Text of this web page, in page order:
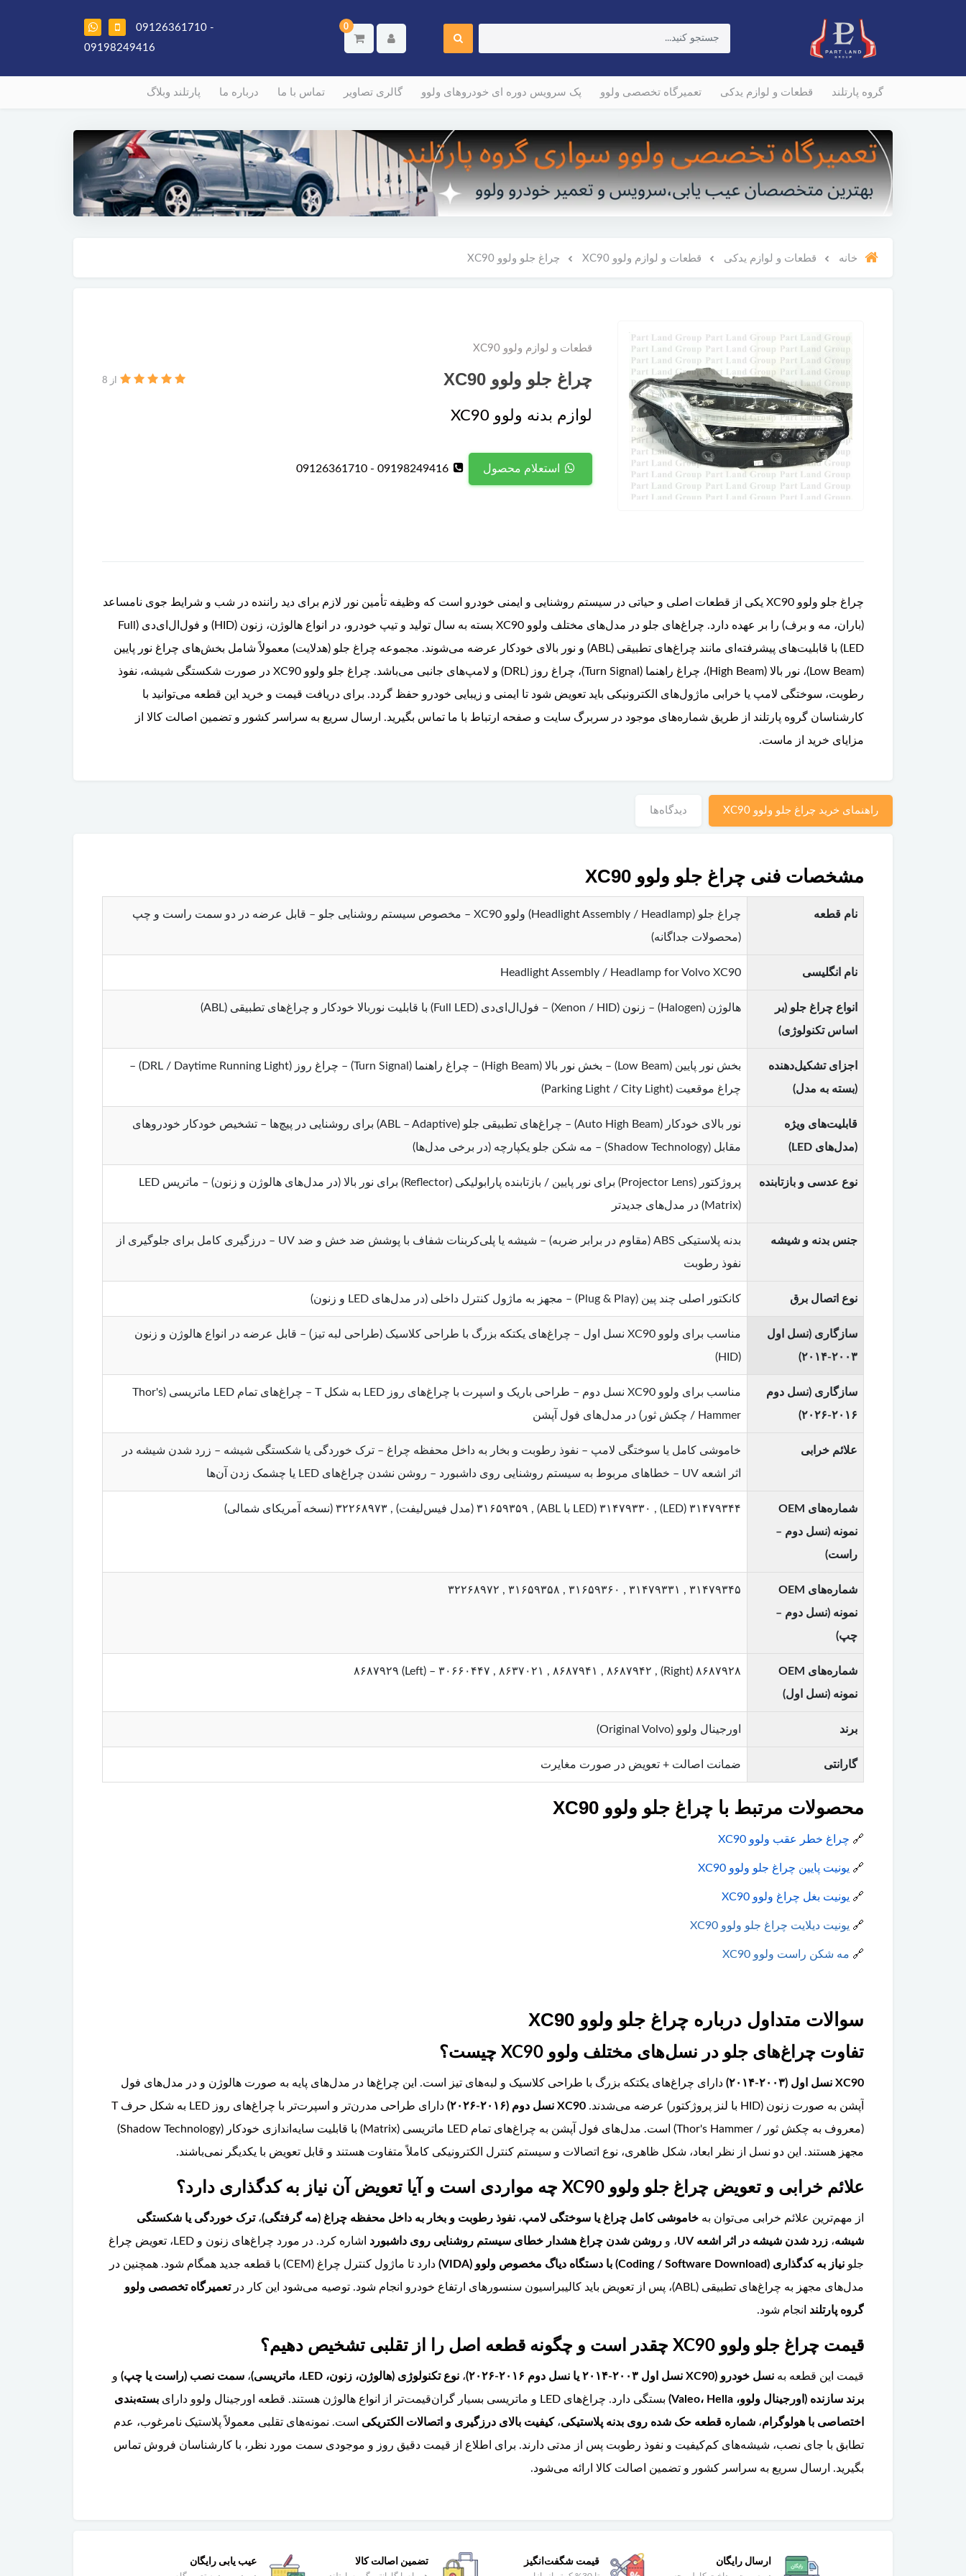
0
09126361710 -
09198249416
گروه پارتلند قطعات و لوازم یدکی تعمیرگاه تخصصی ولوو پک سرویس دوره ای خودروهای ولوو گالری تصاویر تماس با ما درباره ما پارتلند وبلاگ
خانه قطعات و لوازم یدکی قطعات و لوازم ولوو XC90 چراغ جلو ولوو XC90
قطعات و لوازم ولوو XC90
چراغ جلو ولوو XC90 از 8
لوازم بدنه ولوو XC90
استعلام محصول 09198249416 - 09126361710
چراغ جلو ولوو XC90 یکی از قطعات اصلی و حیاتی در سیستم روشنایی و ایمنی خودرو است که وظیفه تأمین نور لازم برای دید راننده در شب و شرایط جوی نامساعد
(باران، مه و برف) را بر عهده دارد. چراغ‌های جلو در مدل‌های مختلف ولوو XC90 بسته به سال تولید و تیپ خودرو، در انواع هالوژن، زنون (HID) و فول‌ال‌ای‌دی (Full
LED) با قابلیت‌های پیشرفته‌ای مانند چراغ‌های تطبیقی (ABL) و نور بالای خودکار عرضه می‌شوند. مجموعه چراغ جلو (هدلایت) معمولاً شامل بخش‌های چراغ نور پایین
(Low Beam)، نور بالا (High Beam)، چراغ راهنما (Turn Signal)، چراغ روز (DRL) و لامپ‌های جانبی می‌باشد. چراغ جلو ولوو XC90 در صورت شکستگی شیشه، نفوذ
رطوبت، سوختگی لامپ یا خرابی ماژول‌های الکترونیکی باید تعویض شود تا ایمنی و زیبایی خودرو حفظ گردد. برای دریافت قیمت و خرید این قطعه می‌توانید با
کارشناسان گروه پارتلند از طریق شماره‌های موجود در سربرگ سایت و صفحه ارتباط با ما تماس بگیرید. ارسال سریع به سراسر کشور و تضمین اصالت کالا از
مزایای خرید از ماست.
راهنمای خرید چراغ جلو ولوو XC90 دیدگاه‌ها
مشخصات فنی چراغ جلو ولوو XC90
نام قطعه
چراغ جلو (Headlight Assembly / Headlamp) ولوو XC90 – مخصوص سیستم روشنایی جلو – قابل عرضه در دو سمت راست و چپ
(محصولات جداگانه)
نام انگلیسی Headlight Assembly / Headlamp for Volvo XC90
انواع چراغ جلو (بر
اساس تکنولوژی)
هالوژن (Halogen) – زنون (Xenon / HID) – فول‌ال‌ای‌دی (Full LED) با قابلیت نوربالا خودکار و چراغ‌های تطبیقی (ABL)
اجزای تشکیل‌دهنده
(بسته به مدل)
بخش نور پایین (Low Beam) – بخش نور بالا (High Beam) – چراغ راهنما (Turn Signal) – چراغ روز (DRL / Daytime Running Light) –
چراغ موقعیت (Parking Light / City Light)
قابلیت‌های ویژه
(مدل‌های LED)
نور بالای خودکار (Auto High Beam) – چراغ‌های تطبیقی جلو (ABL – Adaptive) برای روشنایی در پیچ‌ها – تشخیص خودکار خودروهای
مقابل (Shadow Technology) – مه شکن جلو یکپارچه (در برخی مدل‌ها)
نوع عدسی و بازتابنده
پروژکتور (Projector Lens) برای نور پایین / بازتابنده پارابولیکی (Reflector) برای نور بالا (در مدل‌های هالوژن و زنون) – ماتریس LED
(Matrix) در مدل‌های جدیدتر
جنس بدنه و شیشه
بدنه پلاستیکی ABS (مقاوم در برابر ضربه) – شیشه یا پلی‌کربنات شفاف با پوشش ضد خش و ضد UV – درزگیری کامل برای جلوگیری از
نفوذ رطوبت
نوع اتصال برق کانکتور اصلی چند پین (Plug & Play) – مجهز به ماژول کنترل داخلی (در مدل‌های LED و زنون)
سازگاری (نسل اول
۲۰۰۳-۲۰۱۴)
مناسب برای ولوو XC90 نسل اول – چراغ‌های یکتکه بزرگ با طراحی کلاسیک (طراحی لبه تیز) – قابل عرضه در انواع هالوژن و زنون
(HID)
سازگاری (نسل دوم
۲۰۱۶-۲۰۲۶)
مناسب برای ولوو XC90 نسل دوم – طراحی باریک و اسپرت با چراغ‌های روز LED به شکل T – چراغ‌های تمام LED ماتریسی (Thor's
Hammer / چکش ثور) در مدل‌های فول آپشن
علائم خرابی
خاموشی کامل یا سوختگی لامپ – نفوذ رطوبت و بخار به داخل محفظه چراغ – ترک خوردگی یا شکستگی شیشه – زرد شدن شیشه در
اثر اشعه UV – خطاهای مربوط به سیستم روشنایی روی داشبورد – روشن نشدن چراغ‌های LED یا چشمک زدن آن‌ها
شماره‌های OEM
نمونه (نسل دوم –
راست)
۳۱۴۷۹۳۴۴ (LED) , ۳۱۴۷۹۳۳۰ (LED با ABL) , ۳۱۶۵۹۳۵۹ (مدل فیس‌لیفت) , ۳۲۲۶۸۹۷۳ (نسخه آمریکای شمالی)
شماره‌های OEM
نمونه (نسل دوم –
چپ)
۳۱۴۷۹۳۴۵ , ۳۱۴۷۹۳۳۱ , ۳۱۶۵۹۳۶۰ , ۳۱۶۵۹۳۵۸ , ۳۲۲۶۸۹۷۲
شماره‌های OEM
نمونه (نسل اول)
۸۶۸۷۹۲۸ (Right) , ۸۶۸۷۹۲۹ (Left) – ۳۰۶۶۰۴۴۷ , ۸۶۳۷۰۲۱ , ۸۶۸۷۹۴۱ , ۸۶۸۷۹۴۲
برند اورجینال ولوو (Original Volvo)
گارانتی ضمانت اصالت + تعویض در صورت مغایرت
محصولات مرتبط با چراغ جلو ولوو XC90
🔗 چراغ خطر عقب ولوو XC90
🔗 یونیت پایین چراغ جلو ولوو XC90
🔗 یونیت بغل چراغ ولوو XC90
🔗 یونیت دیلایت چراغ جلو ولوو XC90
🔗 مه شکن راست ولوو XC90
سوالات متداول درباره چراغ جلو ولوو XC90
تفاوت چراغ‌های جلو در نسل‌های مختلف ولوو XC90 چیست؟
XC90 نسل اول (۲۰۰۳-۲۰۱۴)
دارای چراغ‌های یکتکه بزرگ با طراحی کلاسیک و لبه‌های تیز است. این چراغ‌ها در مدل‌های پایه به صورت هالوژن و در مدل‌های فول
آپشن به صورت زنون (HID با لنز پروژکتور) عرضه می‌شدند.
XC90 نسل دوم (۲۰۱۶-۲۰۲۶)
دارای طراحی مدرن‌تر و اسپرت‌تر با چراغ‌های روز LED به شکل حرف T
(معروف به چکش ثور / Thor's Hammer) است. مدل‌های فول آپشن به چراغ‌های تمام LED ماتریسی (Matrix) با قابلیت سایه‌اندازی خودکار (Shadow Technology)
مجهز هستند. این دو نسل از نظر ابعاد، شکل ظاهری، نوع اتصالات و سیستم کنترل الکترونیکی کاملاً متفاوت هستند و قابل تعویض با یکدیگر نمی‌باشند.
علائم خرابی و تعویض چراغ جلو ولوو XC90 چه مواردی است و آیا تعویض آن نیاز به کدگذاری دارد؟
از مهم‌ترین علائم خرابی می‌توان به خاموشی کامل چراغ یا سوختگی لامپ، نفوذ رطوبت و بخار به داخل محفظه چراغ (مه گرفتگی)،ترک خوردگی یا شکستگی
شیشه، زرد شدن شیشه در اثر اشعه UV ، و روشن شدن چراغ هشدار خطای سیستم روشنایی روی داشبورد
اشاره کرد. در مورد چراغ‌های زنون و LED، تعویض چراغ
جلو نیاز به کدگذاری (Coding / Software Download) با دستگاه دیاگ مخصوص ولوو (VIDA)
دارد تا ماژول کنترل چراغ (CEM) با قطعه جدید همگام شود. همچنین در
مدل‌های مجهز به چراغ‌های تطبیقی (ABL)، پس از تعویض باید کالیبراسیون سنسورهای ارتفاع خودرو انجام شود. توصیه می‌شود این کار در
تعمیرگاه تخصصی ولوو
گروه پارتلند انجام شود.
قیمت چراغ جلو ولوو XC90 چقدر است و چگونه قطعه اصل را از تقلبی تشخیص دهیم؟
قیمت این قطعه به نسل خودرو (XC90 نسل اول ۲۰۰۳-۲۰۱۴ یا نسل دوم ۲۰۱۶-۲۰۲۶) ، نوع تکنولوژی (هالوژن، زنون، LED، ماتریسی) ، سمت نصب (راست یا چپ) و
برند سازنده (اورجینال ولوو، Valeo، Hella)
بستگی دارد. چراغ‌های LED و ماتریسی بسیار گران‌قیمت‌تر از انواع هالوژن هستند. قطعه اورجینال ولوو دارای
بسته‌بندی
اختصاصی با هولوگرام، شماره قطعه حک شده روی بدنه پلاستیکی، کیفیت بالای درزگیری و اتصالات الکتریکی است. نمونه‌های تقلبی معمولاً پلاستیک نامرغوب، عدم
تطابق با جای نصب، شیشه‌های کم‌کیفیت و نفوذ رطوبت پس از مدتی دارند. برای اطلاع از قیمت دقیق روز و موجودی سمت مورد نظر، با کارشناسان فروش تماس
بگیرید. ارسال سریع به سراسر کشور و تضمین اصالت کالا ارائه می‌شود.
ارسال رایگان قیمت شگفت‌انگیز تضمین اصالت کالا عیب یابی رایگان